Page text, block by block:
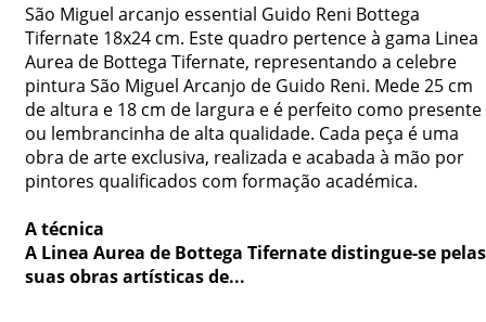
São Miguel arcanjo essential Guido Reni Bottega
Tifernate 18x24 cm. Este quadro pertence à gama Linea
Aurea de Bottega Tifernate, representando a celebre
pintura São Miguel Arcanjo de Guido Reni. Mede 25 cm
de altura e 18 cm de largura e é perfeito como presente
ou lembrancinha de alta qualidade. Cada peça é uma
obra de arte exclusiva, realizada e acabada à mão por
pintores qualificados com formação académica.
A técnica
A Linea Aurea de Bottega Tifernate distingue-se pelas
suas obras artísticas de...